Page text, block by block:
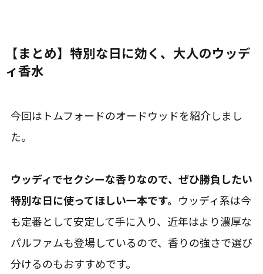
【まとめ】特別な日に効く、大人のウッデ
ィ香水
今回はトムフォードのオードウッドを紹介しまし
た。
ウッディでセクシーな香りなので、ぜひ勝負したい
特別な日に使ってほしい一本です。 ウッディ系は今
も定番として安定して手に入り、近年はより濃厚な
パルファムも登場しているので、香りの強さで選び
分けるのもおすすめです。